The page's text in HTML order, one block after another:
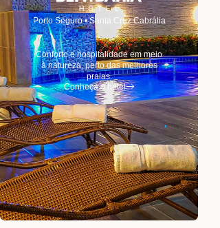
Porto Seguro • Santa Cruz Cabrália
Conforto e hospitalidade em meio
à natureza, perto das melhores
praias.
Conheça o hotel